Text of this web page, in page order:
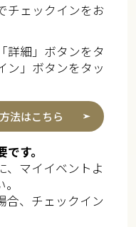
チェックインをお
詳細」ボタンをタ
ン」ボタンをタッ
法はこちら
す。
、マイイベントよ
合、チェックイン